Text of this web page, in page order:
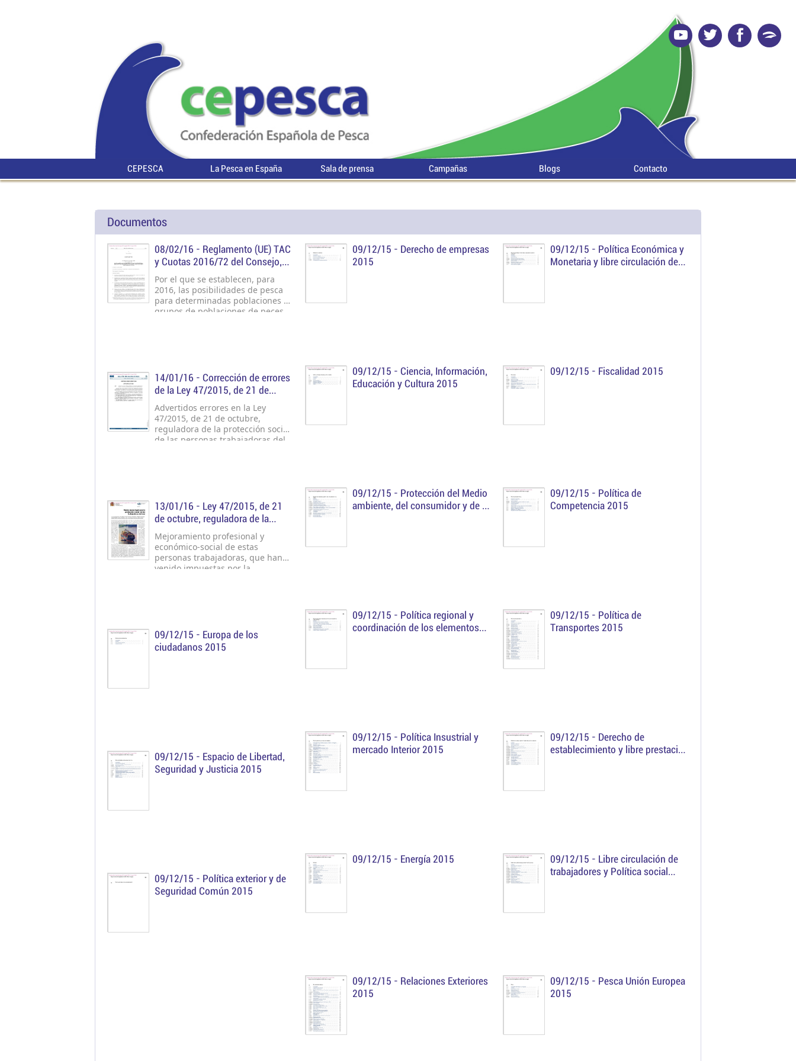
CEPESCA La Pesca en España Sala de prensa Campañas Blogs Contacto
Documentos
08/02/16 - Reglamento (UE) TAC
y Cuotas 2016/72 del Consejo,
de 22 de enero de 2016
Por el que se establecen, para
2016, las posibilidades de pesca
para determinadas poblaciones y
grupos de poblaciones de peces,
que se modifica el Reglamento
(UE) 2015/104
14/01/16 - Corrección de errores
de la Ley 47/2015, de 21 de
octubre, reguladora de la
protección social de las personas
trabajadoras del sector marítimo-
pesquero
Advertidos errores en la Ley
47/2015, de 21 de octubre,
reguladora de la protección social
de las personas trabajadoras del
13/01/16 - Ley 47/2015, de 21
de octubre, reguladora de la
protección social de las personas
trabajadoras del sector marítimo-
pesquero.
Mejoramiento profesional y
económico-social de estas
personas trabajadoras, que han
venido impuestas por la
marítimo.
09/12/15 - Europa de los
ciudadanos 2015
09/12/15 - Espacio de Libertad,
Seguridad y Justicia 2015
09/12/15 - Política exterior y de
Seguridad Común 2015
09/12/15 - Derecho de empresas
2015
09/12/15 - Ciencia, Información,
Educación y Cultura 2015
09/12/15 - Protección del Medio
ambiente, del consumidor y de la
09/12/15 - Política regional y
coordinación de los elementos
09/12/15 - Política Insustrial y
mercado Interior 2015
09/12/15 - Energía 2015
09/12/15 - Relaciones Exteriores
2015
09/12/15 - Política Económica y
Monetaria y libre circulación de
09/12/15 - Fiscalidad 2015
09/12/15 - Política de
Competencia 2015
09/12/15 - Política de
Transportes 2015
09/12/15 - Derecho de
establecimiento y libre prestación
09/12/15 - Libre circulación de
trabajadores y Política social
09/12/15 - Pesca Unión Europea
2015